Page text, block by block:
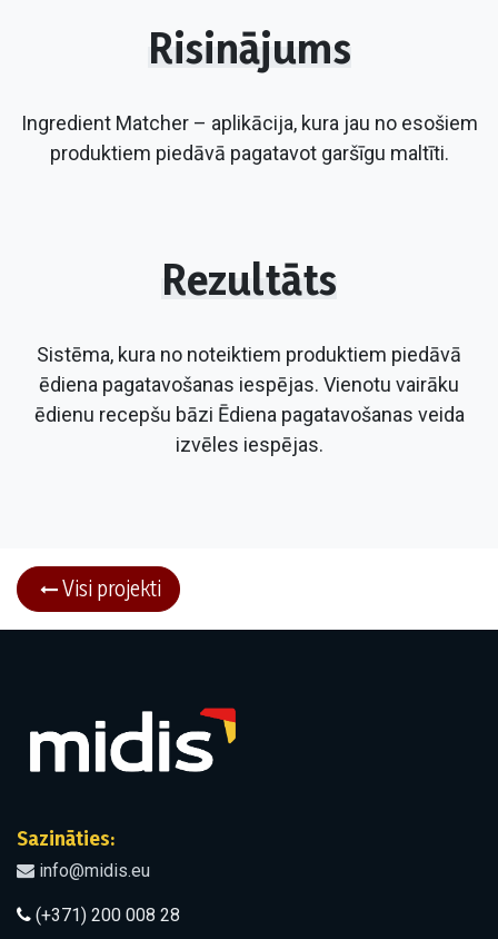
Risinājums
Ingredient Matcher – aplikācija, kura jau no esošiem
produktiem piedāvā pagatavot garšīgu maltīti.
Rezultāts
Sistēma, kura no noteiktiem produktiem piedāvā
ēdiena pagatavošanas iespējas. Vienotu vairāku
ēdienu recepšu bāzi Ēdiena pagatavošanas veida
izvēles iespējas.
Visi projekti
Sazināties:
info@midis.eu
(+371) 200 008 28